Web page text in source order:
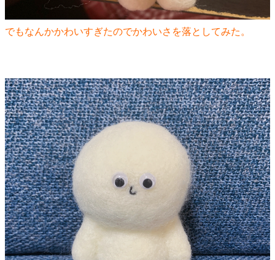
でもなんかかわいすぎたのでかわいさを落としてみた。